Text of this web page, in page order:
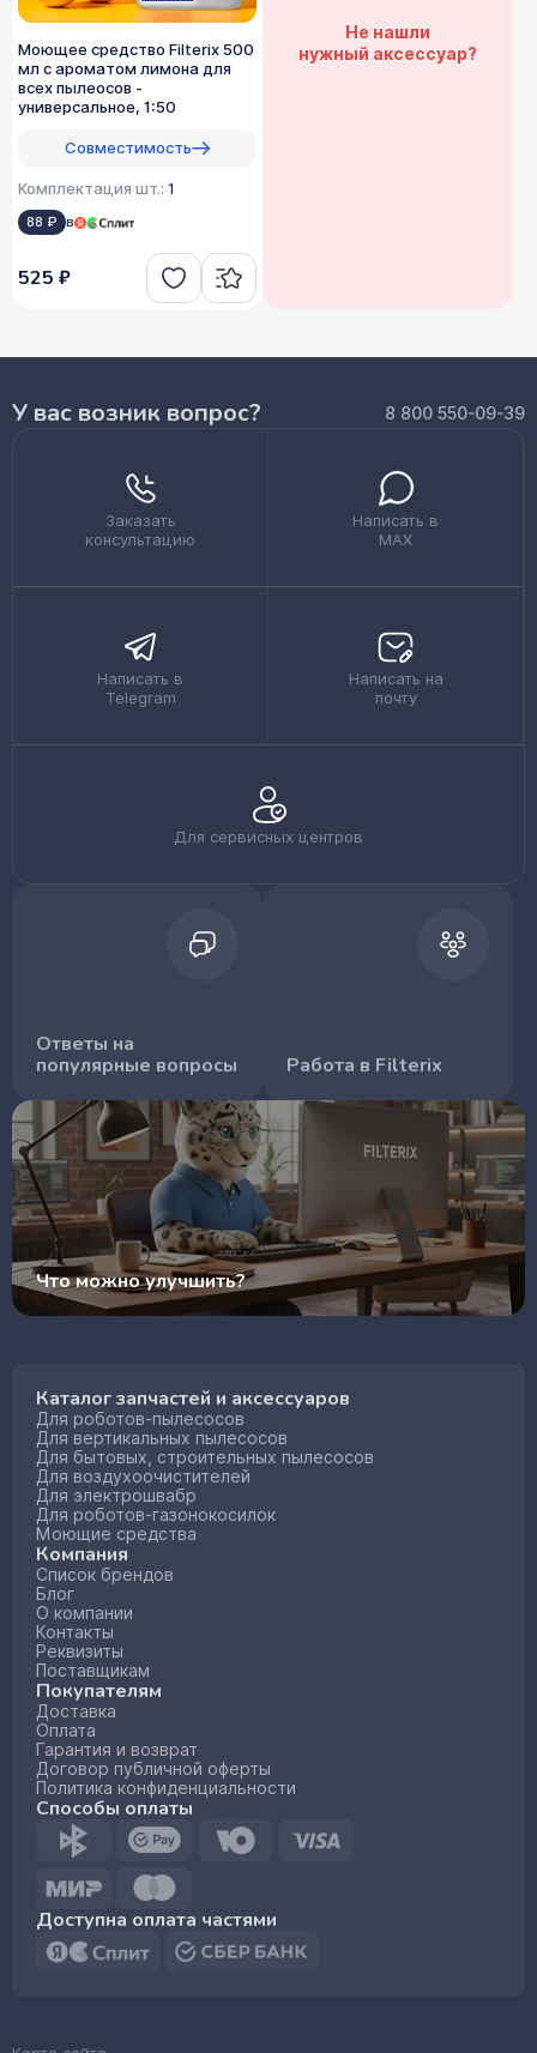
Моющее средство Filterix 500
мл с ароматом лимона для
всех пылеосов -
универсальное, 1:50
Совместимость
Комплектация шт.: 1
88 ₽ в
525 ₽
Не нашли
нужный аксессуар?
У вас возник вопрос? 8 800 550-09-39
Заказать
консультацию
Написать в
MAX
Написать в
Telegram
Написать на
почту
Для сервисных центров
Ответы на
популярные вопросы
Работа в Filterix
Что можно улучшить?
Каталог запчастей и аксессуаров
Для роботов-пылесосов
Для вертикальных пылесосов
Для бытовых, строительных пылесосов
Для воздухоочистителей
Для электрошвабр
Для роботов-газонокосилок
Моющие средства
Компания
Список брендов
Блог
О компании
Контакты
Реквизиты
Поставщикам
Покупателям
Доставка
Оплата
Гарантия и возврат
Договор публичной оферты
Политика конфиденциальности
Способы оплаты
Доступна оплата частями